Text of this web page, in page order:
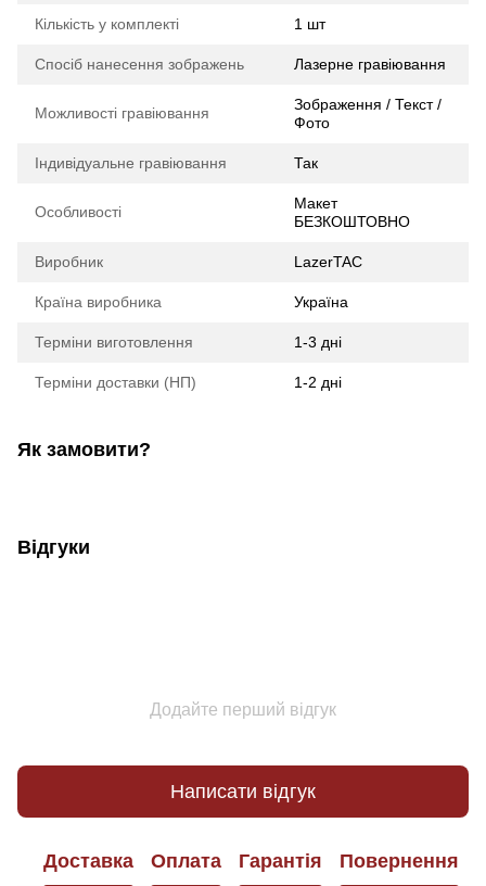
Кількість у комплекті 1 шт
Спосіб нанесення зображень Лазерне гравіювання
Можливості гравіювання
Зображення / Текст /
Фото
Індивідуальне гравіювання Так
Особливості
Макет
БЕЗКОШТОВНО
Виробник LazerTAC
Країна виробника Україна
Терміни виготовлення 1-3 дні
Терміни доставки (НП) 1-2 дні
Як замовити?
Відгуки
Додайте перший відгук
Написати відгук
Доставка Оплата Гарантія Повернення